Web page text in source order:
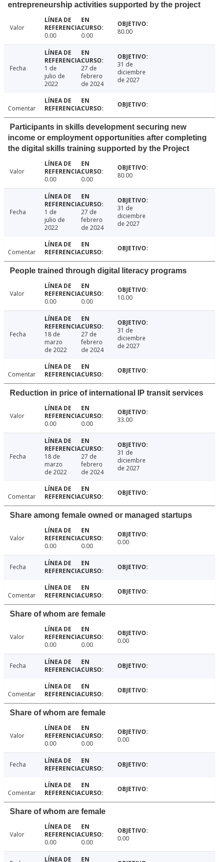
entrepreneurship activities supported by the project
Valor
0.00
0.00 80.00
Fecha
1 de
julio de
2022
27 de
febrero
de 2024
31 de
diciembre
de 2027
Comentar
Participants in skills development securing new
income or employment opportunities after completing
the digital skills training supported by the Project
Valor
0.00
0.00 80.00
Fecha
1 de
julio de
2022
27 de
febrero
de 2024
31 de
diciembre
de 2027
Comentar
People trained through digital literacy programs
Valor
0.00
0.00 10.00
Fecha
18 de
marzo
de 2022
27 de
febrero
de 2024
31 de
diciembre
de 2027
Comentar
Reduction in price of international IP transit services
Valor
0.00
0.00 33.00
Fecha
18 de
marzo
de 2022
27 de
febrero
de 2024
31 de
diciembre
de 2027
Comentar
Share among female owned or managed startups
Valor
0.00
0.00 0.00
Fecha
Comentar
Share of whom are female
Valor
0.00
0.00 0.00
Fecha
Comentar
Share of whom are female
Valor
0.00
0.00 0.00
Fecha
Comentar
Share of whom are female
Valor
0.00
0.00 0.00